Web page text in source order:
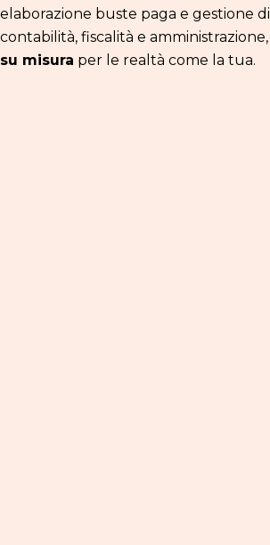
elaborazione buste paga e gestione di
contabilità, fiscalità e amministrazione,
su misura per le realtà come la tua.